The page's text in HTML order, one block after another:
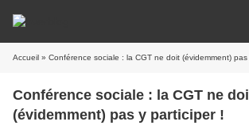
Accueil » Conférence sociale : la CGT ne doit (évidemment) pas
Conférence sociale : la CGT ne
(évidemment) pas y participer !